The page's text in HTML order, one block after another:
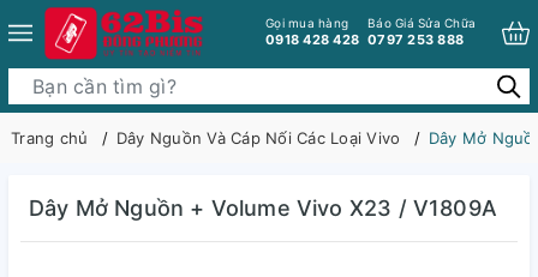
Gọi mua hàng
0918 428 428
Báo Giá Sửa Chữa
0797 253 888
Trang chủ Dây Nguồn Và Cáp Nối Các Loại Vivo Dây Mở
Dây Mở Nguồn + Volume Vivo X23 / V1809A